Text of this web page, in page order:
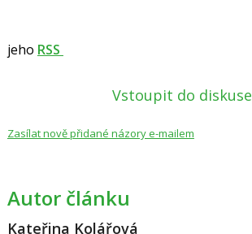
jeho RSS
Vstoupit do diskuse
Zasílat nově přidané názory e-mailem
Autor článku
Kateřina Kolářová